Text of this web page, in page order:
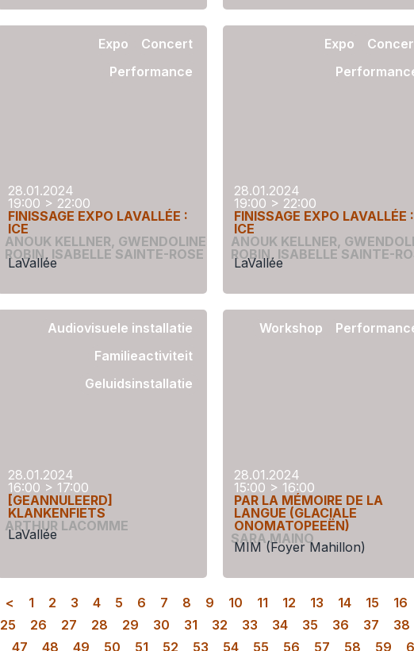
28.01.2024
19:00 > 22:00
FINISSAGE EXPO LAVALLÉE :
ICE
ANOUK KELLNER, GWENDOLINE
ROBIN, ISABELLE SAINTE-ROSE
LaVallée
Concert
Expo
Performance
28.01.2024
19:00 > 22:00
FINISSAGE EXPO LAVALLÉE :
ICE
ANOUK KELLNER,
ROBIN, ISABELLE SAINTE-
LaVallée
Expo
28.01.2024
16:00 > 17:00
[GEANNULEERD]
KLANKENFIETS
ARTHUR LACOMME
LaVallée
Audiovisuele installatie
Familieactiviteit
Geluidsinstallatie
28.01.2024
15:00 > 16:00
PAR LA MÉMOIRE DE LA
LANGUE (GLACIALE
ONOMATOPEEËN)
SARA MAINO
MIM (Foyer Mahillon)
Workshop
< 1 2 3 4 5 6 7 8 9 10 11 12 13 14 15 16
25
26 27 28 29 30 31 32 33 34 35 36 37 38
47
48 49 50 51 52 53 54 55 56 57 58 59